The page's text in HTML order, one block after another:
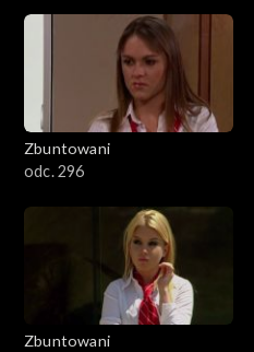
Zbuntowani
odc. 296
Zbuntowani